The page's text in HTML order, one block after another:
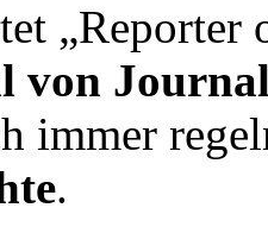
„Reporter
von
immer
.